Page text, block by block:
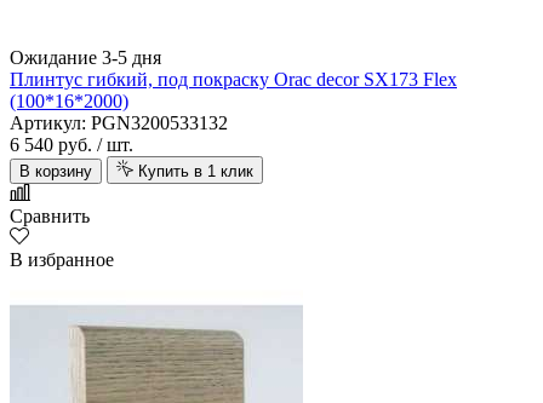
Ожидание 3-5 дня
Плинтус гибкий, под покраску Orac decor SX173 Flex
(100*16*2000)
Артикул: PGN3200533132
6 540 руб. / шт.
В корзину Купить в 1 клик
Сравнить
В избранное